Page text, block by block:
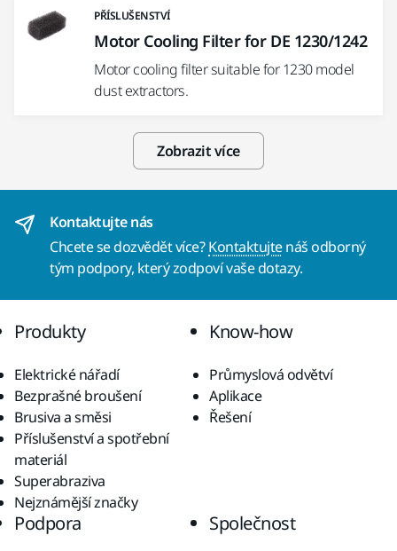
PŘÍSLUŠENSTVÍ
Motor Cooling Filter for DE 1230/1242
Motor cooling filter suitable for 1230 model
dust extractors.
Zobrazit více
Kontaktujte nás
Chcete se dozvědět více?Kontaktujtenáš odborný
tým podpory, který zodpoví vaše dotazy.
Produkty
Elektrické nářadí
Bezprašné broušení
Brusiva a směsi
Příslušenství a spotřební
materiál
Superabraziva
Nejznámější značky
Know-how
Průmyslová odvětví
Aplikace
Řešení
Podpora Společnost